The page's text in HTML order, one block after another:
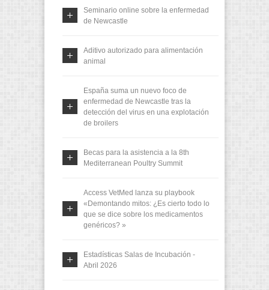
Seminario online sobre la enfermedad
de Newcastle
Aditivo autorizado para alimentación
animal
España suma un nuevo foco de
enfermedad de Newcastle tras la
detección del virus en una explotación
de broilers
Becas para la asistencia a la 8th
Mediterranean Poultry Summit
Access VetMed lanza su playbook
«Demontando mitos: ¿Es cierto todo lo
que se dice sobre los medicamentos
genéricos? »
Estadísticas Salas de Incubación -
Abril 2026